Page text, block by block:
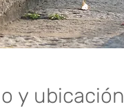
y ubicación